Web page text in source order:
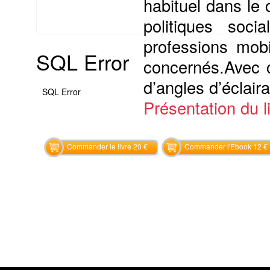
habituel dans le
politiques
professions
d’angles
Présentation du
Commander le livre 20 € Commander l'Ebook 12 €
SQL Error
SQL Error